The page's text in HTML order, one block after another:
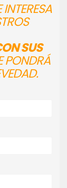
SUS
PONDRÁ